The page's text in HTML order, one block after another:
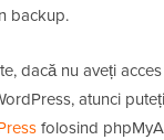
backup.
dacă nu aveți
atunci puteți
folosind